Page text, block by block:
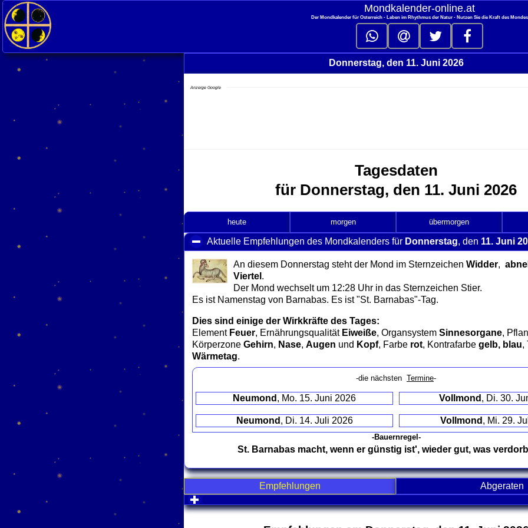
< Mondkalender‑online.at
Der Mondkalender für Österreich - Leben im Rhythmus der Natur - Nutzen Sie die Kraft des Mondes
Donnerstag, den 11. Juni 2026
Anzeige Google
Tagesdaten
für Donnerstag, den 11. Juni 2026
heute morgen übermorgen
Aktuelle Empfehlungen des Mondkalenders für Donnerstag, den 11. Juni
An diesem Donnerstag steht der Mond im Sternzeichen Widder,
Viertel .
Der Mond wechselt um 12:28 Uhr in das Sternzeichen Stier.
Es ist Namenstag von Barnabas. Es ist "St. Barnabas"-Tag.
Dies sind einige der Wirkkräfte des Tages:
Element Feuer, Ernährungsqualität Eiweiße, Organsystem Sinnesorgane,
Körperzone Gehirn, Nase, Augen und Kopf, Farbe rot, Kontrafarbe gelb, blau,
Wärmetag.
-die nächsten Termine-
Neumond , Mo. 15. Juni 2026 Vollmond , Di. 30.
Neumond , Di. 14. Juli 2026 Vollmond , Mi. 29.
-Bauernregel-
St. Barnabas macht, wenn er günstig ist', wieder gut, was
Empfehlungen
Abgeraten
click to expand contents